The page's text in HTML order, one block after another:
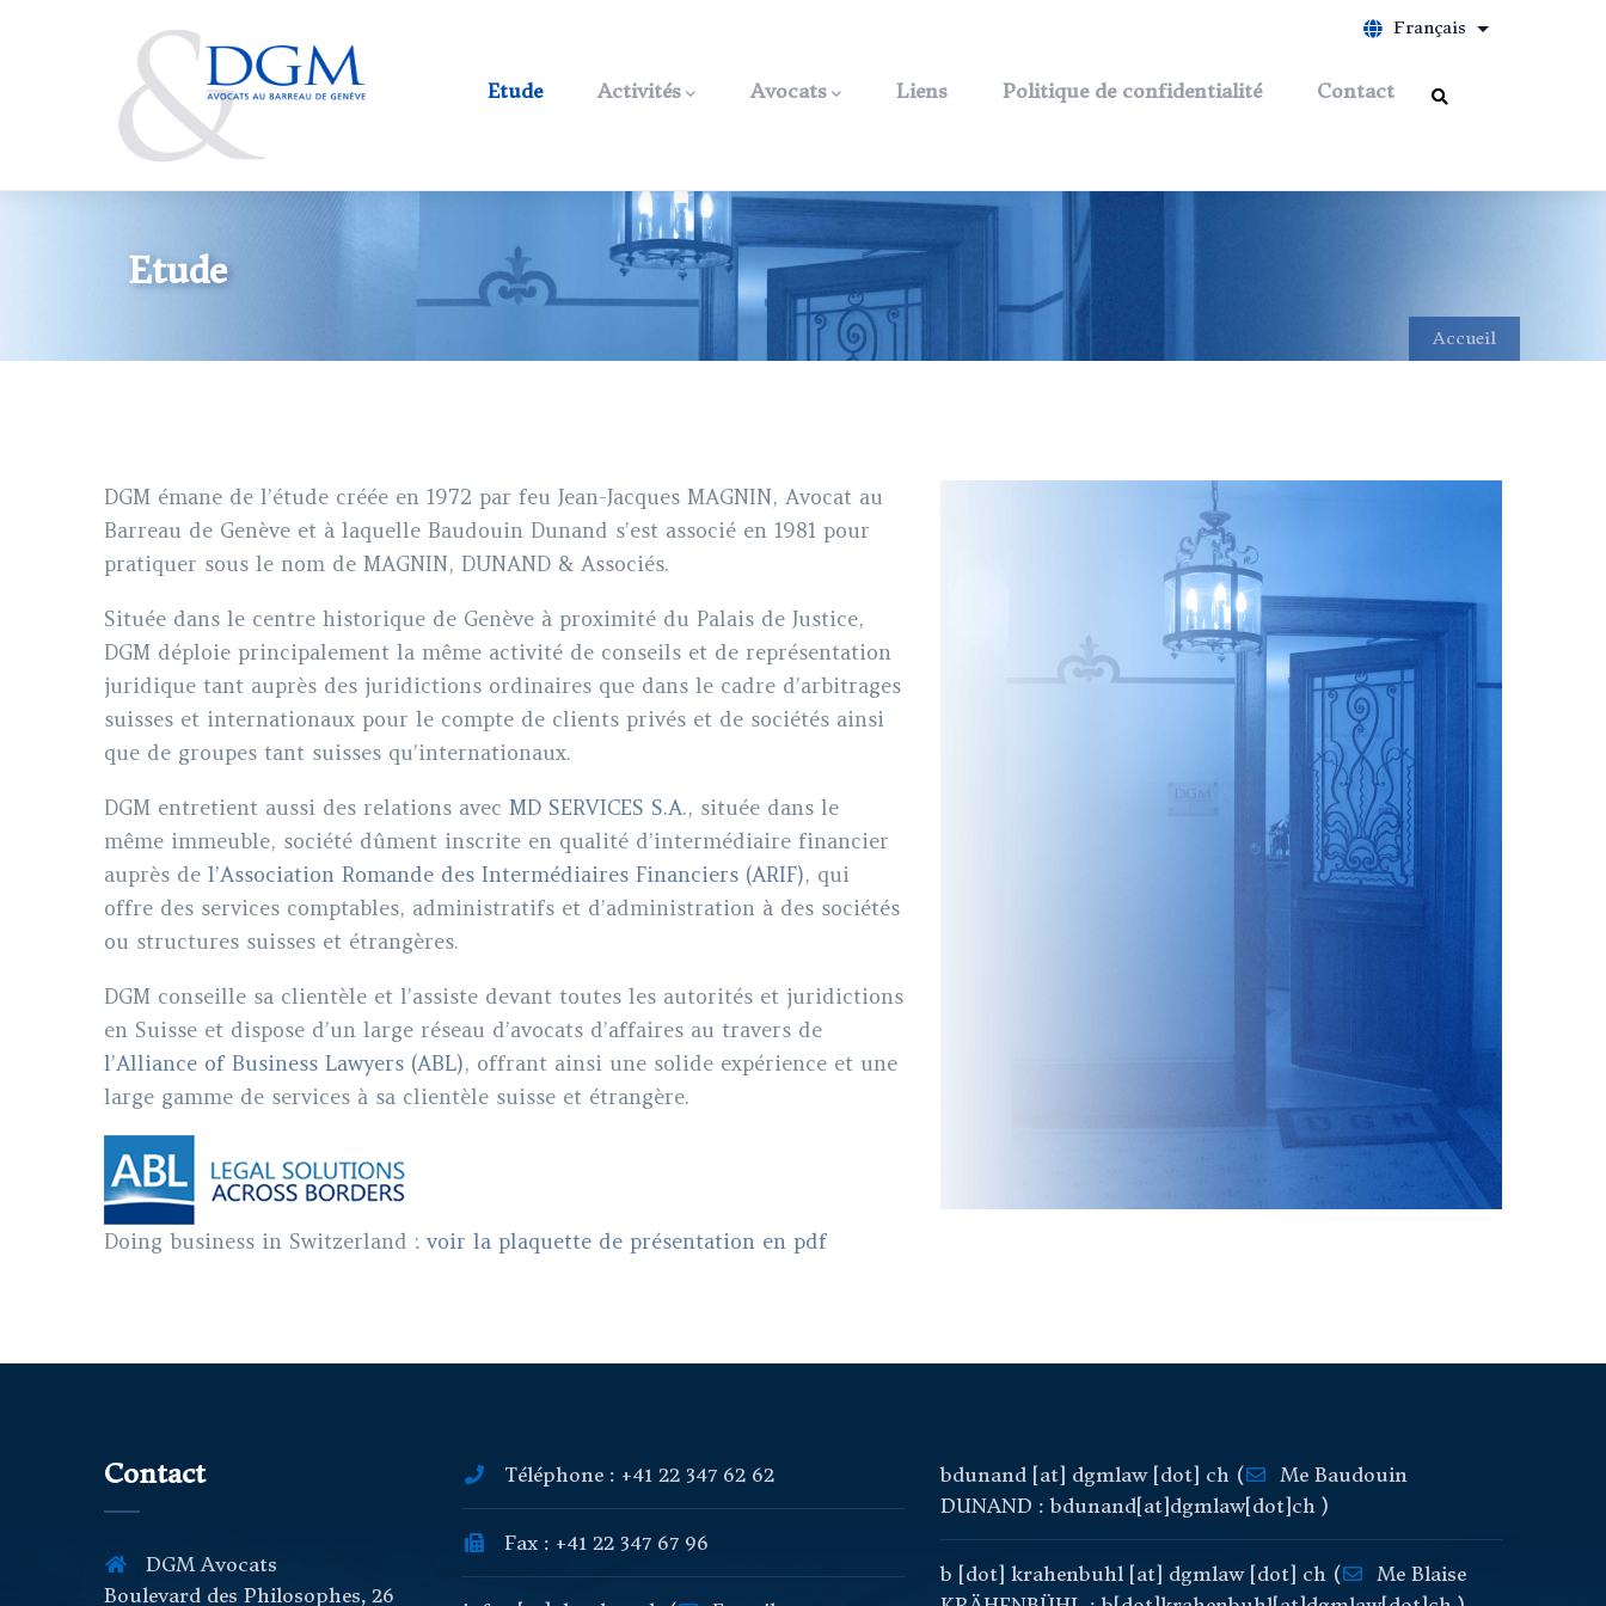
Français Lister les
Etude Activités Avocats Liens Politique de confidentialité Contact
Etude
Accueil
DGM émane de l’étude créée en 1972 par feu Jean-Jacques MAGNIN, Avocat au
Barreau de Genève et à laquelle Baudouin Dunand s’est associé en 1981 pour
pratiquer sous le nom de MAGNIN, DUNAND & Associés.
Située dans le centre historique de Genève à proximité du Palais de Justice,
DGM déploie principalement la même activité de conseils et de représentation
juridique tant auprès des juridictions ordinaires que dans le cadre d’arbitrages
suisses et internationaux pour le compte de clients privés et de sociétés ainsi
que de groupes tant suisses qu’internationaux.
DGM entretient aussi des relations avec MD SERVICES S.A., située dans le
même immeuble, société dûment inscrite en qualité d’intermédiaire financier
auprès de l’Association Romande des Intermédiaires Financiers (ARIF), qui
offre des services comptables, administratifs et d’administration à des sociétés
ou structures suisses et étrangères.
DGM conseille sa clientèle et l’assiste devant toutes les autorités et juridictions
en Suisse et dispose d’un large réseau d’avocats d’affaires au travers de
l’Alliance of Business Lawyers (ABL), offrant ainsi une solide expérience et une
large gamme de services à sa clientèle suisse et étrangère.
Doing business in Switzerland : voir la plaquette de présentation en pdf
Contact
DGM Avocats
Boulevard des Philosophes, 26
Téléphone : +41 22 347 62 62
Fax : +41 22 347 67 96
bdunand[at] dgmlaw[dot] ch(
Me Baudouin
DUNAND : bdunand[at]dgmlaw[dot]ch )
b [dot] krahenbuhl[at] dgmlaw[dot] ch(
Me Blaise